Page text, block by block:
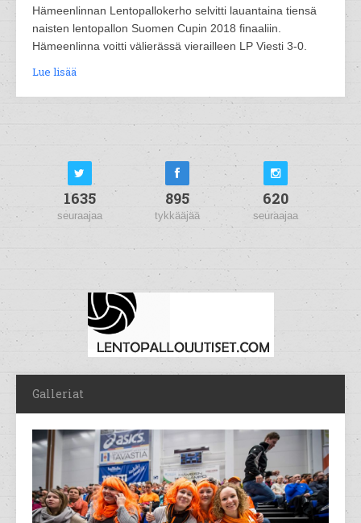
Hämeenlinnan Lentopallokerho selvitti lauantaina tiensä
naisten lentopallon Suomen Cupin 2018 finaaliin.
Hämeenlinna voitti välierässä vierailleen LP Viesti 3-0.
Lue lisää
1635
seuraajaa
895
tykkääjää
620
seuraajaa
Galleriat